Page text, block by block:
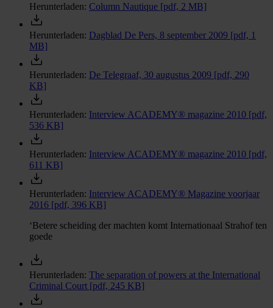
Herunterladen: Column Nautique [pdf, 2 MB]
Herunterladen: Dagblad De Pers, 8 september 2009 [pdf, 1
MB]
Herunterladen: De Telegraaf, 30 augustus 2009 [pdf, 290
KB]
Herunterladen: Interview ACADEMY® magazine 2010 [pdf,
536 KB]
Herunterladen: Interview ACADEMY® magazine 2010 [pdf,
611 KB]
Herunterladen: Interview ACADEMY® Magazine voorjaar
2016 [pdf, 396 KB]
‘Betere scheiding der machten komt Internationaal Strahof ten
goede
Herunterladen: The separation of powers at the International
Criminal Court [pdf, 245 KB]